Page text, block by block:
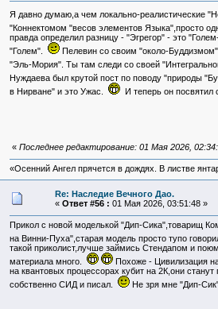
Я давно думаю,а чем локально-реалистические
"Коннектомом "весов элементов Языка",просто
правда определил разницу - "Эгрегор" - это
"Голем".
Пелевин со своим "около-
"Эль-Мория". Ты там следи со своей
Нуждаева был крутой пост по поводу "природы
в Нирване" и это Ужас.
И теперь он посвятил
« Последнее редактирование: 01 Мая 2026,
«Осенний Ангел прячется в дождях. В листве
Re: Наследие Вечного Дао.
« Ответ #56 : 01 Мая 2026, 03:51:48 »
Прикол с новой моделькой "Дип-Сика",товарищ
на Винни-Пуха",старая модель просто тупо
такой приколист,лучше займись Стендапом и
материала много.
Похоже - Цивилизация
на квантовых процессорах кубит на 2К,они
собственно СИД и писал.
Не зря мне "Дип-